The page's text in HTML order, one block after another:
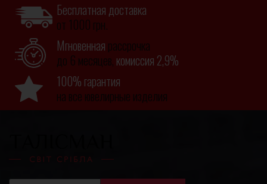
Бесплатная доставка
от 1000 грн.
Мгновенная рассрочка
до 6 месяцев, комиссия 2,9%
100% гарантия
на все ювелирные изделия